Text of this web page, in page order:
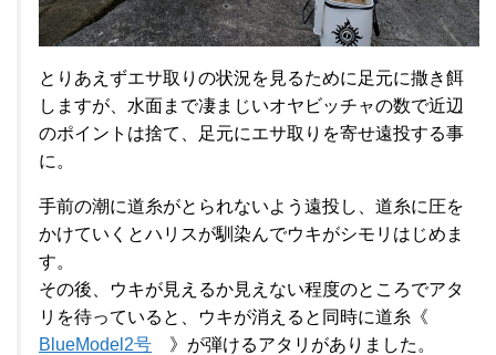
とりあえずエサ取りの状況を見るために足元に撒き餌
しますが、水面まで凄まじいオヤビッチャの数で近辺
のポイントは捨て、足元にエサ取りを寄せ遠投する事
に。
手前の潮に道糸がとられないよう遠投し、道糸に圧を
かけていくとハリスが馴染んでウキがシモリはじめま
す。
その後、ウキが見えるか見えない程度のところでアタ
リを待っていると、ウキが消えると同時に道糸《
BlueModel2号 》が弾けるアタリがありました。